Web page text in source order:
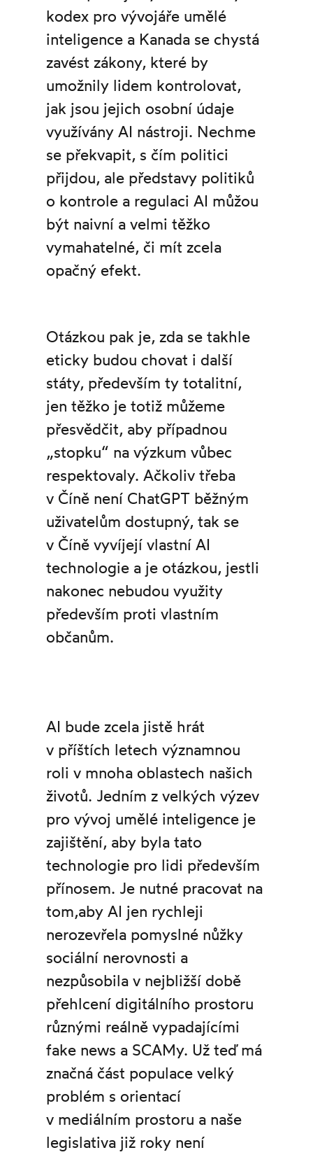
kodex pro vývojáře umělé
inteligence a Kanada se chystá
zavést zákony, které by
umožnily lidem kontrolovat,
jak jsou jejich osobní údaje
využívány AI nástroji. Nechme
se překvapit, s čím politici
přijdou, ale představy politiků
o kontrole a regulaci AI můžou
být naivní a velmi těžko
vymahatelné, či mít zcela
opačný efekt.
Otázkou pak je, zda se takhle
eticky budou chovat i další
státy, především ty totalitní,
jen těžko je totiž můžeme
přesvědčit, aby případnou
„stopku“ na výzkum vůbec
respektovaly. Ačkoliv třeba
v Číně není ChatGPT běžným
uživatelům dostupný, tak se
v Číně vyvíjejí vlastní AI
technologie a je otázkou, jestli
nakonec nebudou využity
především proti vlastním
občanům.
AI bude zcela jistě hrát
v příštích letech významnou
roli v mnoha oblastech našich
životů. Jedním z velkých výzev
pro vývoj umělé inteligence je
zajištění, aby byla tato
technologie pro lidi především
přínosem. Je nutné pracovat na
tom,aby AI jen rychleji
nerozevřela pomyslné nůžky
sociální nerovnosti a
nezpůsobila v nejbližší době
přehlcení digitálního prostoru
různými reálně vypadajícími
fake news a SCAMy. Už teď má
značná část populace velký
problém s orientací
v mediálním prostoru a naše
legislativa již roky není